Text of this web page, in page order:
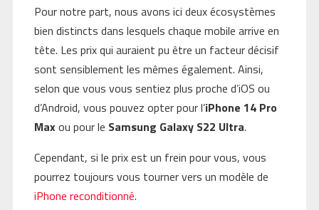
Pour notre part, nous avons ici deux écosystèmes
bien distincts dans lesquels chaque mobile arrive en
tête. Les prix qui auraient pu être un facteur décisif
sont sensiblement les mêmes également. Ainsi,
selon que vous vous sentiez plus proche d’iOS ou
d’Android, vous pouvez opter pour l’iPhone 14 Pro
Maxou pour le Samsung Galaxy S22 Ultra.
Cependant, si le prix est un frein pour vous, vous
pourrez toujours vous tourner vers un modèle de
iPhone reconditionné.